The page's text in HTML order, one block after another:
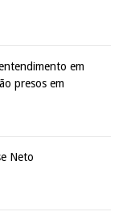
em
presos em
Neto